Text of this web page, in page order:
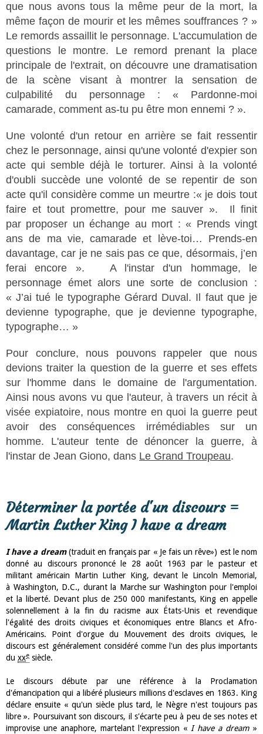
que nous avons tous la même peur de la mort, la
même façon de mourir et les mêmes souffrances ? »
Le remords assaillit le personnage. L'accumulation de
questions le montre. Le remord prenant la place
principale de l'extrait, on découvre une dramatisation
de la scène visant à montrer la sensation de
culpabilité du personnage : « Pardonne-moi
camarade, comment as-tu pu être mon ennemi ? ».
Une volonté d'un retour en arrière se fait ressentir
chez le personnage, ainsi qu'une volonté d'expier son
acte qui semble déjà le torturer. Ainsi à la volonté
d'oubli succède une volonté de se repentir de son
acte qu'il considère comme un meurtre :« je dois tout
faire et tout promettre, pour me sauver ». Il finit
par proposer un échange au mort : « Prends vingt
ans de ma vie, camarade et lève-toi… Prends-en
davantage, car je ne sais pas ce que, désormais, j’en
ferai encore ». A l'instar d'un hommage, le
personnage émet alors une sorte de conclusion :
« J’ai tué le typographe Gérard Duval. Il faut que je
devienne typographe, que je devienne typographe,
typographe… »
Pour conclure, nous pouvons rappeler que nous
devions traiter la question de la guerre et ses effets
sur l'homme dans le domaine de l'argumentation.
Ainsi nous avons vu que l'auteur, à travers un récit à
visée expiatoire, nous montre en quoi la guerre peut
avoir des conséquences irrémédiables sur un
homme. L'auteur tente de dénoncer la guerre, à
l'instar de Jean Giono, dans Le Grand Troupeau.
Déterminer la portée d'un discours =
Martin Luther King I have a dream
I have a dream(traduit en français par « Je fais un rêve») est le nom
donné au discours prononcé le 28 août 1963 par le pasteur et
militant américain Martin Luther King, devant le Lincoln Memorial,
à Washington, D.C., durant la Marche sur Washington pour l'emploi
et la liberté. Devant plus de 250 000 manifestants, King en appelle
solennellement à la fin du racisme aux États-Unis et revendique
l'égalité des droits civiques et économiques entre Blancs et Afro-
Américains. Point d'orgue du Mouvement des droits civiques, le
discours est généralement considéré comme l'un des plus importants
du xxe siècle.
Le discours débute par une référence à la Proclamation
d'émancipation qui a libéré plusieurs millions d'esclaves en 1863. King
déclare ensuite « qu'un siècle plus tard, le Nègre n'est toujours pas
libre ». Poursuivant son discours, il s'écarte peu à peu de ses notes et
improvise une anaphore, martelant l'expression « I have a dream »